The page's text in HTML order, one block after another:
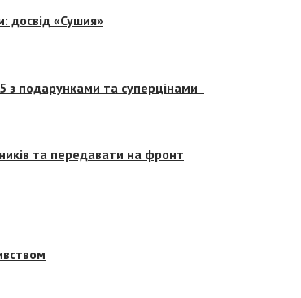
досвід «Сушия»
з подарунками та суперцінами
та передавати на фронт